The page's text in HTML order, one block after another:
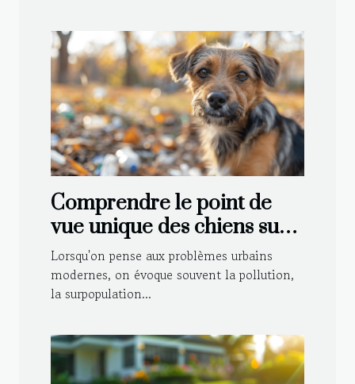
Comprendre le point de
vue unique des chiens sur
les problèmes urbains
modernes
Lorsqu'on pense aux problèmes urbains
modernes, on évoque souvent la pollution,
la surpopulation...